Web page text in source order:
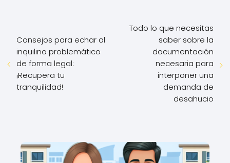
Consejos para echar al
inquilino problemático
de forma legal:
¡Recupera tu
tranquilidad!
Todo lo que necesitas
saber sobre la
documentación
necesaria para
interponer una
demanda de
desahucio